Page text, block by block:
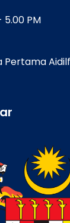
5.00 PM
Pertama